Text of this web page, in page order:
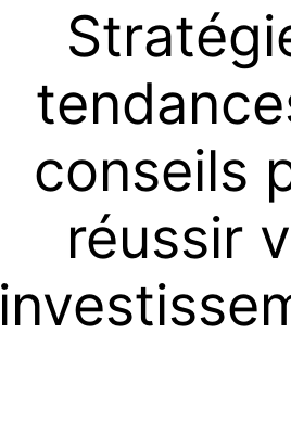
conseils
réussir